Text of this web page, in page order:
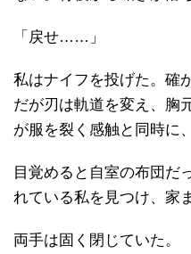
「戻せ……」
私はナイフを投げた。確
だが刃は軌道を変え、胸
が服を裂く感触と同時に
目覚めると自室の布団だ
れている私を見つけ、家
両手は固く閉じていた。